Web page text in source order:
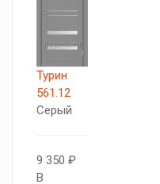
Турин
561.12
Серый
9 350 ₽
В